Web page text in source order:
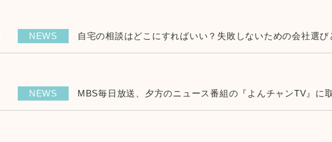
NEWS 自宅の相談はどこにすればいい？失敗しないための会社選び
NEWS